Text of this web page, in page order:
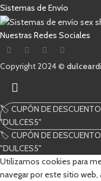
Sistemas de Envío
Nuestras Redes Sociales
Copyright 2024 ©
Comienza a escribir para
🏷️ CUPÓN DE DESCUENTO
"DULCES5"
🏷️ CUPÓN DE DESCUENTO
"DULCES5"
Utilizamos cookies para
navegar por este sitio